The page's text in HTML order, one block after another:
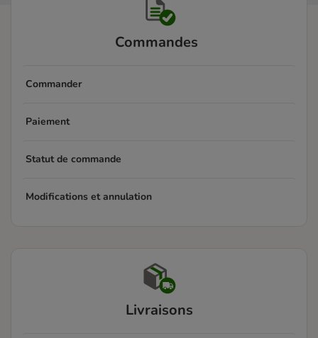
Commandes
Commander
Paiement
Statut de commande
Modifications et annulation
Livraisons